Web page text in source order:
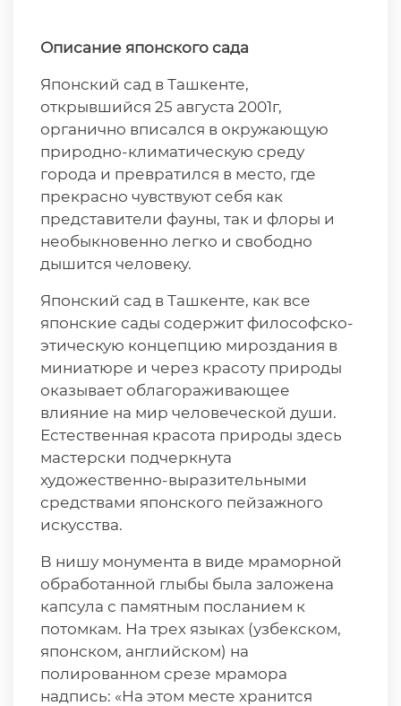
Описание японского сада
Японский сад в Ташкенте,
открывшийся 25 августа 2001г,
органично вписался в окружающую
природно-климатическую среду
города и превратился в место, где
прекрасно чувствуют себя как
представители фауны, так и флоры и
необыкновенно легко и свободно
дышится человеку.
Японский сад в Ташкенте, как все
японские сады содержит философско-
этическую концепцию мироздания в
миниатюре и через красоту природы
оказывает облагораживающее
влияние на мир человеческой души.
Естественная красота природы здесь
мастерски подчеркнута
художественно-выразительными
средствами японского пейзажного
искусства.
В нишу монумента в виде мраморной
обработанной глыбы была заложена
капсула с памятным посланием к
потомкам. На трех языках (узбекском,
японском, английском) на
полированном срезе мрамора
надпись: «На этом месте хранится